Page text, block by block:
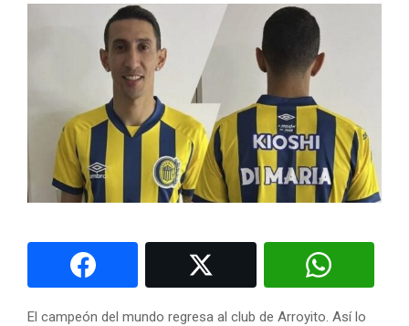
El campeón del mundo regresa al club de Arroyito. Así lo